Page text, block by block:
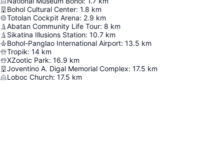
Bohol Cultural Center: 1.8 km
Totolan Cockpit Arena: 2.9 km
Abatan Community Life Tour: 8 km
Sikatina Illusions Station: 10.7 km
Bohol-Panglao International Airport: 13.5 km
Tropik: 14 km
XZootic Park: 16.9 km
Joventino A. Digal Memorial Complex: 17.5 km
Loboc Church: 17.5 km